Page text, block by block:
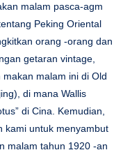
malam pasca-agm
Peking Oriental
orang -orang dan
getaran vintage,
malam ini di Old
di mana Wallis
di Cina. Kemudian,
kami untuk menyambut
malam tahun 1920 -an